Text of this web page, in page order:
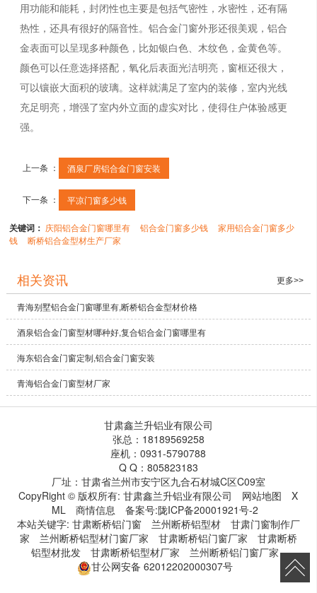
用功能和能耗，封闭性也主要是包括气密性，水密性，还有隔
热性，还具有很好的隔音性。铝合金门窗外形还很美观，铝合
金表面可以呈现多种颜色，比如银白色、木纹色，金黄色等。
颜色可以任意选择搭配，氧化后表面光洁明亮，窗框还很大，
可以镶嵌大面积的玻璃。这样就满足了室内的装修，室内光线
充足明亮，增强了室内外立面的虚实对比，使得住户体验感更
强。
上一条 ： 酒泉厂房铝合金门窗安装
下一条 ： 平凉门窗多少钱
关键词： 庆阳铝合金门窗哪里有 铝合金门窗多少钱
家用铝合金门窗多少
钱
断桥铝合金型材生产厂家
相关资讯 更多>>
青海别墅铝合金门窗哪里有,断桥铝合金型材价格
酒泉铝合金门窗型材哪种好,复合铝合金门窗哪里有
海东铝合金门窗定制,铝合金门窗安装
青海铝合金门窗型材厂家
甘肃鑫兰升铝业有限公司
张总：18189569258
座机：0931-5790788
Q Q：805823183
厂址：甘肃省兰州市安宁区九合石材城C区C09室
CopyRight © 版权所有:甘肃鑫兰升铝业有限公司 网站地图
X
ML
商情信息 备案号:陇ICP备20001921号-2
本站关键字: 甘肃断桥铝门窗 兰州断桥铝型材
甘肃门窗制作厂
家
兰州断桥铝型材门窗厂家 甘肃断桥铝门窗厂家
甘肃断桥
铝型材批发
甘肃断桥铝型材厂家
兰州断桥铝门窗厂家
甘公网安备 62012202000307号